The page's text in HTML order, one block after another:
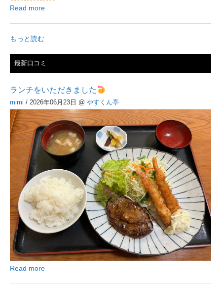
Read more
もっと読む
最新口コミ
ランチをいただきました
mimi / 2026年06月23日 @ やすくん亭
Read more